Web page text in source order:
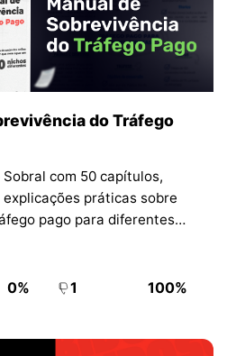
do Tráfego
com 50 capítulos,
práticas sobre
pago para diferentes
0% 1 100%